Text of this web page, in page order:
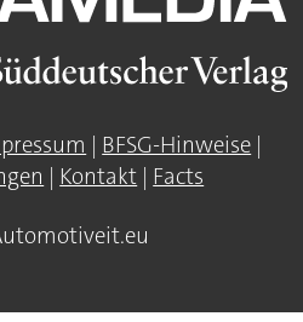
| BFSG-Hinweise |
| Kontakt | Facts